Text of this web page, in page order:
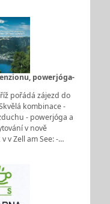
powerjóga-
pořádá zájezd do
kombinace -
- powerjóga a
v nově
v Zell am See: -…